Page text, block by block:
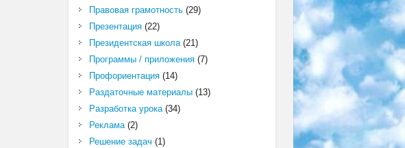
Правовая грамотность(29)
Презентация(22)
Президентская школа(21)
Программы / приложения(7)
Профориентация(14)
Раздаточные материалы(13)
Разработка урока(34)
Реклама(2)
Решение задач (1)